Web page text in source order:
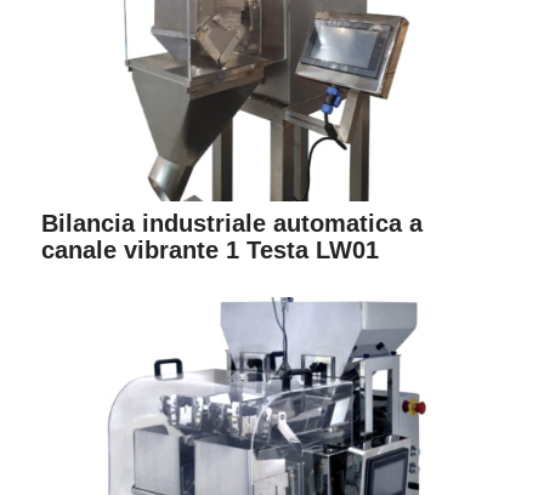
Bilancia industriale automatica a
canale vibrante 1 Testa LW01